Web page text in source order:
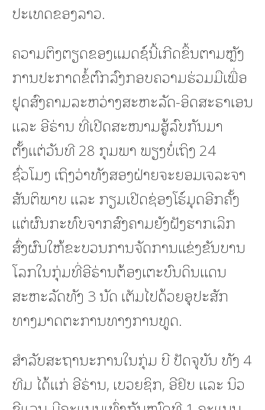
ປະເທດຂອງລາວ.
ຄວາມຕຶງຕຽດຂອງແມດຊ໌ນີ້ເກີດຂຶ້ນຕາມຫຼັງ
ການປະກາດຂໍ້ຕົກລົງກອບຄວາມຮ່ວມມືເພື່ອ
ຢຸດສົງຄາມລະຫວ່າງສະຫະລັດ-ອິດສະຣາເອນ
ແລະ ອີຣ່ານ ທີ່ເປີດສະໜາມສູ້ລົບກັນມາ
ຕັ້ງແຕ່ວັນທີ 28 ກຸມພາ ພຽງບໍ່ເຖິງ 24
ຊົ່ວໂມງ ເຖິງວ່າທັງສອງຝ່າຍຈະຍອມເຈລະຈາ
ສັນຕິພາບ ແລະ ກຽມເປີດຊ່ອງໂຮ໌ມຸດອີກຄັ້ງ
ແຕ່ຜົນກະທົບຈາກສົງຄາມຍັງຝັງຮາກເລິກ
ສົ່ງຜົນໃຫ້ຂະບວນການຈັດການແຂ່ງຂັນບານ
ໂລກໃນກຸ່ມທີ່ອີຣ່ານຕ້ອງເຕະບົນດິນແດນ
ສະຫະລັດທັງ 3 ນັດ ເຕັມໄປດ້ວຍອຸປະສັກ
ທາງມາດຕະການທາງການທູດ.
ສຳລັບສະຖານະການໃນກຸ່ມ ບີ ປັດຈຸບັນ ທັງ 4
ທີມ ໄດ້ແກ່ ອີຣ່ານ, ເບວຍຊິກ, ອີຢິບ ແລະ ນິວ